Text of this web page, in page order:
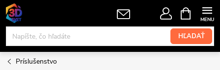
Prejsť
na
obsah
HĽADAŤ
KOŠÍK
Príslušenstvo